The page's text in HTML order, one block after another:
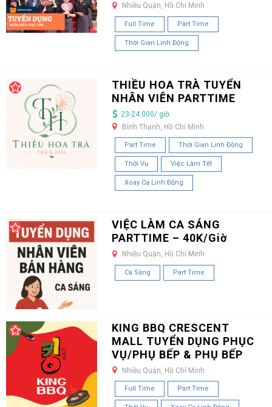
Nhiều Quận, Hồ Chí Minh
Full Time Part Time
Thời Gian Linh Động
THIỀU HOA TRÀ TUYỂN
NHÂN VIÊN PARTTIME
23-24.000/ giờ
Bình Thạnh, Hồ Chí Minh
Part Time Thời Gian Linh Động
Thời Vụ Việc Làm Tết
Xoay Ca Linh Động
VIỆC LÀM CA SÁNG
PARTTIME – 40K/Giờ
Nhiều Quận, Hồ Chí Minh
Ca Sáng Part Time
KING BBQ CRESCENT
MALL TUYỂN DỤNG PHỤC
VỤ/PHỤ BẾP & PHỤ BẾP
Nhiều Quận, Hồ Chí Minh
Full Time Part Time